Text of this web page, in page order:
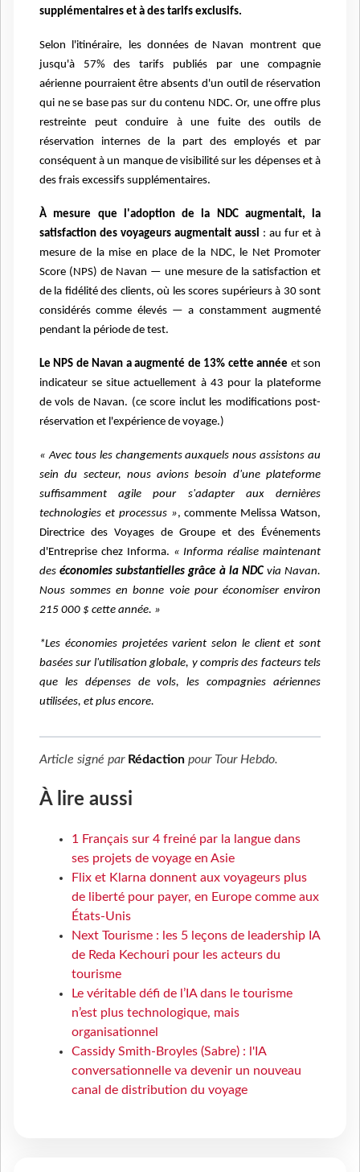
supplémentaires et à des tarifs exclusifs.
Selon l'itinéraire, les données de Navan montrent que
jusqu'à 57% des tarifs publiés par une compagnie
aérienne pourraient être absents d'un outil de réservation
qui ne se base pas sur du contenu NDC. Or, une offre plus
restreinte peut conduire à une fuite des outils de
réservation internes de la part des employés et par
conséquent à un manque de visibilité sur les dépenses et à
des frais excessifs supplémentaires.
À mesure que l'adoption de la NDC augmentait, la
satisfaction des voyageurs augmentait aussi : au fur et à
mesure de la mise en place de la NDC, le Net Promoter
Score (NPS) de Navan — une mesure de la satisfaction et
de la fidélité des clients, où les scores supérieurs à 30 sont
considérés comme élevés — a constamment augmenté
pendant la période de test.
Le NPS de Navan a augmenté de 13% cette année et son
indicateur se situe actuellement à 43 pour la plateforme
de vols de Navan. (ce score inclut les modifications post-
réservation et l'expérience de voyage.)
« Avec tous les changements auxquels nous assistons au
sein du secteur, nous avions besoin d'une plateforme
suffisamment agile pour s'adapter aux dernières
technologies et processus », commente Melissa Watson,
Directrice des Voyages de Groupe et des Événements
d'Entreprise chez Informa. « Informa réalise maintenant
des économies substantielles grâce à la NDC via Navan.
Nous sommes en bonne voie pour économiser environ
215 000 $ cette année. »
*Les économies projetées varient selon le client et sont
basées sur l'utilisation globale, y compris des facteurs tels
que les dépenses de vols, les compagnies aériennes
utilisées, et plus encore.
Article signé par Rédaction pour Tour Hebdo.
À lire aussi
1 Français sur 4 freiné par la langue dans
ses projets de voyage en Asie
Flix et Klarna donnent aux voyageurs plus
de liberté pour payer, en Europe comme aux
États-Unis
Next Tourisme : les 5 leçons de leadership IA
de Reda Kechouri pour les acteurs du
tourisme
Le véritable défi de l’IA dans le tourisme
n’est plus technologique, mais
organisationnel
Cassidy Smith-Broyles (Sabre) : l'IA
conversationnelle va devenir un nouveau
canal de distribution du voyage